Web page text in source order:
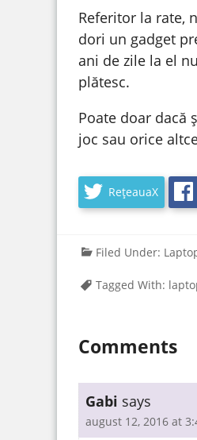
Referitor la rate,
dori un gadget
ani de zile la el
plătesc.
Poate doar dacă
joc sau orice
RețeauaX
Filed Under:
Tagged With:
Comments
Gabi says
august 12, 2016 at